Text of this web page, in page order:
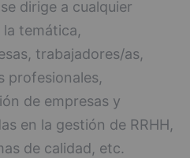
dirige a cualquier
temática,
trabajadores/as,
profesionales,
de empresas y
en la gestión de RRHH,
de calidad, etc.